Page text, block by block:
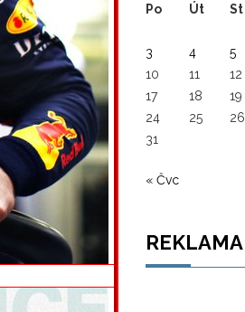
Po
Út St
3
4 5
10
11 12
17
18 19
24
25 26
31
« Čvc
REKLAMA